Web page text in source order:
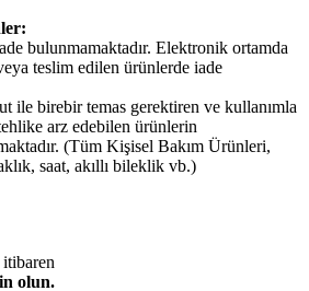
bulunmamaktadır. Elektronik ortamda
teslim edilen ürünlerde iade
ile birebir temas gerektiren ve kullanımla
arz edebilen ürünlerin
(Tüm Kişisel Bakım Ürünleri,
saat, akıllı bileklik vb.)
olun.